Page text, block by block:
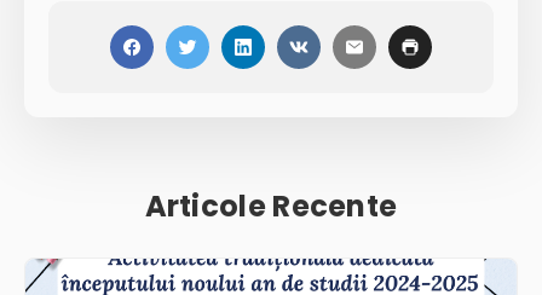
Articole Recente